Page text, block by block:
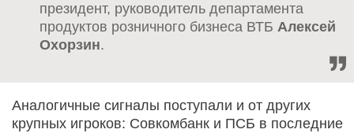
президент, руководитель департамента
продуктов розничного бизнеса ВТБ Алексей
Охорзин.
Аналогичные сигналы поступали и от других
крупных игроков: Совкомбанк и ПСБ в последние